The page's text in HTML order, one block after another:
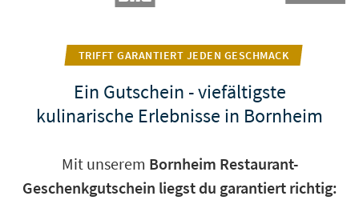
TRIFFT GARANTIERT JEDEN GESCHMACK
Ein Gutschein - viefältigste
kulinarische Erlebnisse in Bornheim
Mit unserem Bornheim Restaurant-
Geschenkgutschein liegst du garantiert richtig: